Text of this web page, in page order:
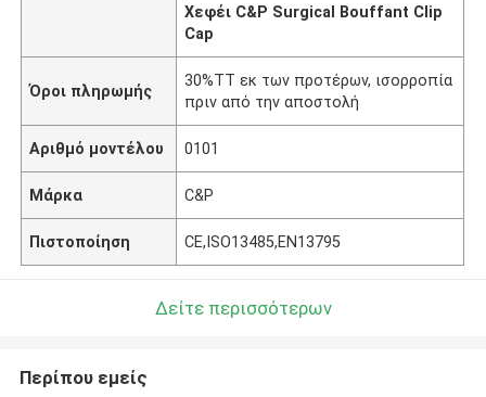
Χεφέι C&P Surgical Bouffant Clip
Cap
Όροι πληρωμής
30%TT εκ των προτέρων, ισορροπία
πριν από την αποστολή
Αριθμό μοντέλου 0101
Μάρκα C&P
Πιστοποίηση CE,ISO13485,EN13795
Δείτε περισσότερων
Περίπου εμείς